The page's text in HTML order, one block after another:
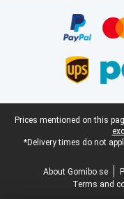
Legal footer
Prices mentioned on this
*Delivery times do not
About Gomibo.se
Terms and